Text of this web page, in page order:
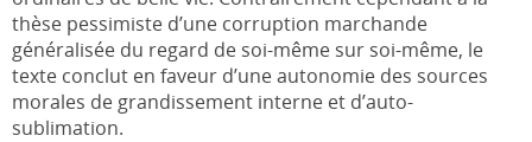
thèse pessimiste d’une corruption marchande
généralisée du regard de soi-même sur soi-même, le
texte conclut en faveur d’une autonomie des sources
morales de grandissement interne et d’auto-
sublimation.